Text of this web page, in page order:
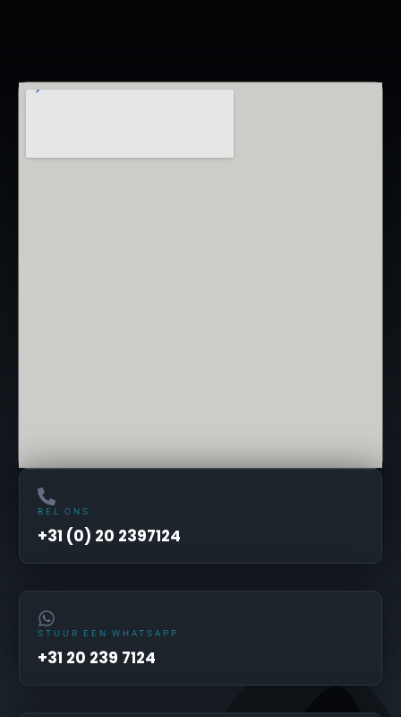
BEL ONS
+31 (0) 20 2397124
STUUR EEN WHATSAPP
+31 20 239 7124